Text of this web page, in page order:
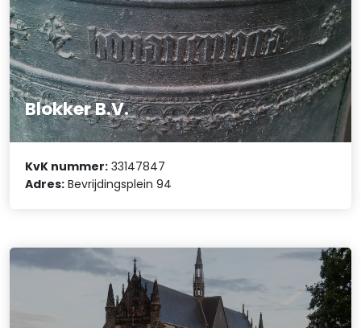
Blokker B.V.
KvK nummer: 33147847
Adres: Bevrijdingsplein 94